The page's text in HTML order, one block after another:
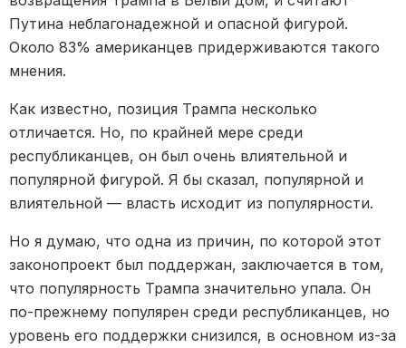
Путина неблагонадежной и опасной фигурой.
Около 83% американцев придерживаются такого
мнения.
Как известно, позиция Трампа несколько
отличается. Но, по крайней мере среди
республиканцев, он был очень влиятельной и
популярной фигурой. Я бы сказал, популярной и
влиятельной — власть исходит из популярности.
Но я думаю, что одна из причин, по которой этот
законопроект был поддержан, заключается в том,
что популярность Трампа значительно упала. Он
по-прежнему популярен среди республиканцев, но
уровень его поддержки снизился, в основном из-за